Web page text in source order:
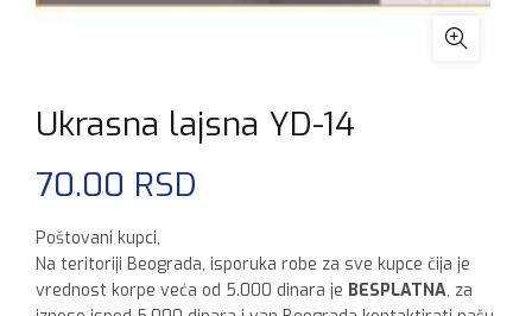
Ukrasna lajsna YD-14
70.00 RSD
Poštovani kupci,
Na teritoriji Beograda, isporuka robe za sve kupce čija je
vrednost korpe veća od 5.000 dinara je BESPLATNA, za